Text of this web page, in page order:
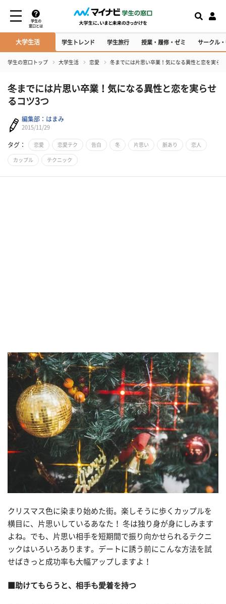
学生の
窓口とは
大学生活 学生トレンド 学生旅行 授業・履修・ゼミ サークル
学生の窓口トップ 大学生活 恋愛 冬までには片思い卒業！気になる異性と恋を実ら
冬までには片思い卒業！気になる異性と恋を実らせ
るコツ3つ
編集部：はまみ
2015/11/29
タグ： 恋愛 恋愛テク 告白 冬 片思い 脈あり 恋人
カップル テクニック
クリスマス色に染まり始めた街。楽しそうに歩くカップルを
横目に、片思いしているあなた！ 冬は独り身が身にしみます
よね。でも、片思い相手を短期間で振り向かせられるテクニ
ックはいろいろあります。デートに誘う前にこんな方法を試
せばきっと成功率も大幅アップしますよ！
■助けてもらうと、相手も愛着を持つ